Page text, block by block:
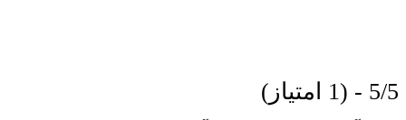
5/5 - (1 امتیاز)